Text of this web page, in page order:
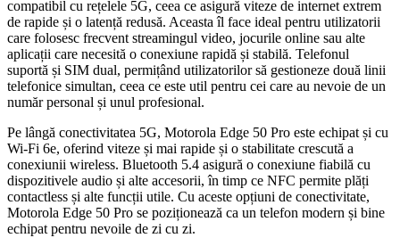
compatibil cu rețelele 5G, ceea ce asigură viteze de internet extrem
de rapide și o latență redusă. Aceasta îl face ideal pentru utilizatorii
care folosesc frecvent streamingul video, jocurile online sau alte
aplicații care necesită o conexiune rapidă și stabilă. Telefonul
suportă și SIM dual, permițând utilizatorilor să gestioneze două linii
telefonice simultan, ceea ce este util pentru cei care au nevoie de un
număr personal și unul profesional.
Pe lângă conectivitatea 5G, Motorola Edge 50 Pro este echipat și cu
Wi-Fi 6e, oferind viteze și mai rapide și o stabilitate crescută a
conexiunii wireless. Bluetooth 5.4 asigură o conexiune fiabilă cu
dispozitivele audio și alte accesorii, în timp ce NFC permite plăți
contactless și alte funcții utile. Cu aceste opțiuni de conectivitate,
Motorola Edge 50 Pro se poziționează ca un telefon modern și bine
echipat pentru nevoile de zi cu zi.